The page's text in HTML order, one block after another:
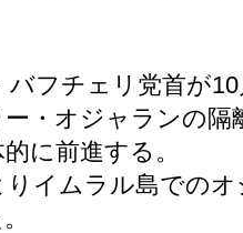
バフチェリ党首が
・オジャランの
に前進する。
りイムラル島での